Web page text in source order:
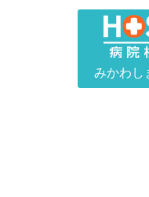
みかわし